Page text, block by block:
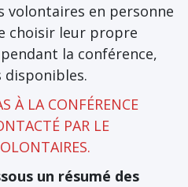
volontaires en personne
choisir leur propre
la conférence,
disponibles.
À LA CONFÉRENCE
PAR LE
un résumé des